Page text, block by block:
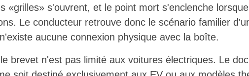
«grilles» s'ouvrent, et le point mort s'enclenche
Le conducteur retrouve donc le scénario familier
aucune connexion physique avec la boîte.
brevet n'est pas limité aux voitures électriques. Le